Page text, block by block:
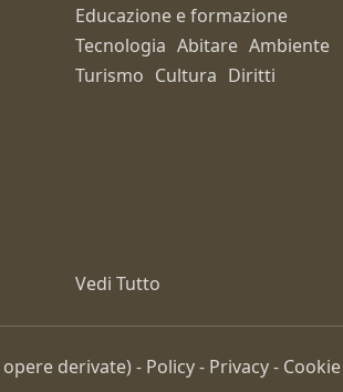
Educazione e formazione
Tecnologia Abitare Ambiente
Turismo Cultura Diritti
Vedi Tutto
derivate) - Policy- Privacy- Cookie